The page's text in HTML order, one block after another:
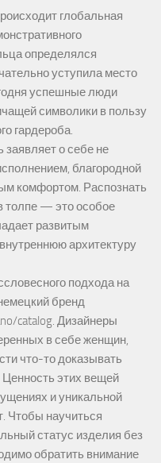
глобальная
определялся
уступила место
успешные люди
символики в пользу
гардероба.
о себе не
благородной
комфортом. Распознать
толпе — это особое
развитым
архитектуру
подхода на
бренд
catalog. Дизайнеры
в себе женщин,
что-то доказывать
этих вещей
и уникальной
Чтобы научиться
статус изделия без
обратить внимание